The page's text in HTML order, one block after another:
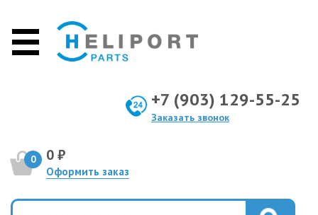
+7 (903) 129-55-25
Заказать звонок
0 0 ₽
Оформить заказ